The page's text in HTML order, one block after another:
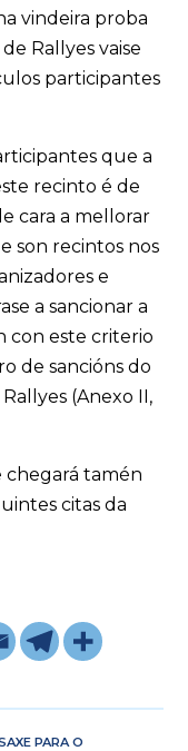
vindeira proba
Rallyes vaise
participantes
que a
recinto é de
cara a mellorar
son recintos nos
e
a sancionar a
con este criterio
de sancións do
(Anexo II,
chegará tamén
citas da
PARA O